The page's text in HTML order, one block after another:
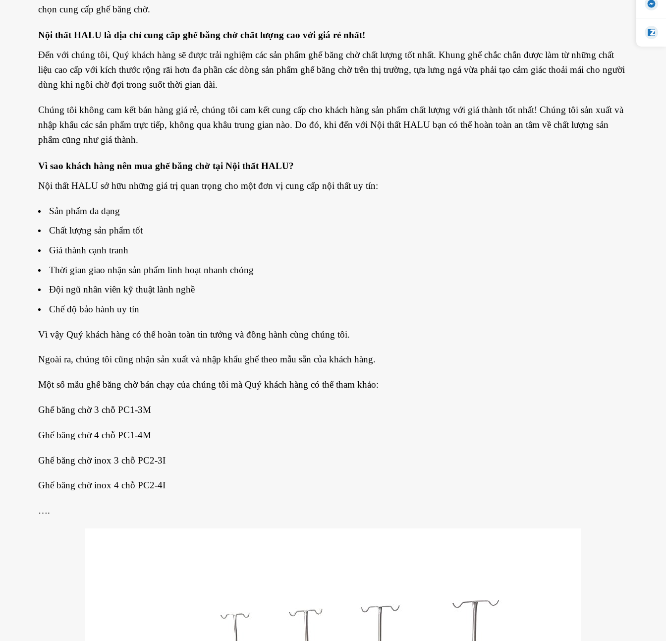
chọn cung cấp ghế băng chờ.
Nội thất HALU là địa chỉ cung cấp ghế băng chờ chất lượng cao với giá rẻ nhất!
Đến với chúng tôi, Quý khách hàng sẽ được trải nghiệm các sản phẩm ghế băng chờ chất lượng tốt nhất. Khung ghế chắc chắn được làm từ những chất
liệu cao cấp với kích thước rộng rãi hơn đa phần các dòng sản phẩm ghế băng chờ trên thị trường, tựa lưng ngả vừa phải tạo cảm giác thoải mái cho người
dùng khi ngồi chờ đợi trong suốt thời gian dài.
Chúng tôi không cam kết bán hàng giá rẻ, chúng tôi cam kết cung cấp cho khách hàng sản phẩm chất lượng với giá thành tốt nhất! Chúng tôi sản xuất và
nhập khẩu các sản phẩm trực tiếp, không qua khâu trung gian nào. Do đó, khi đến với Nội thất HALU bạn có thể hoàn toàn an tâm về chất lượng sản
phẩm cũng như giá thành.
Vì sao khách hàng nên mua ghế băng chờ tại Nội thất HALU?
Nội thất HALU sở hữu những giá trị quan trọng cho một đơn vị cung cấp nội thất uy tín:
Sản phẩm đa dạng
Chất lượng sản phẩm tốt
Giá thành cạnh tranh
Thời gian giao nhận sản phẩm linh hoạt nhanh chóng
Đội ngũ nhân viên kỹ thuật lành nghề
Chế độ bảo hành uy tín
Vì vậy Quý khách hàng có thể hoàn toàn tin tưởng và đồng hành cùng chúng tôi.
Ngoài ra, chúng tôi cũng nhận sản xuất và nhập khẩu ghế theo mẫu sẵn của khách hàng.
Một số mẫu ghế băng chờ bán chạy của chúng tôi mà Quý khách hàng có thể tham khảo:
Ghế băng chờ 3 chỗ PC1-3M
Ghế băng chờ 4 chỗ PC1-4M
Ghế băng chờ inox 3 chỗ PC2-3I
Ghế băng chờ inox 4 chỗ PC2-4I
….